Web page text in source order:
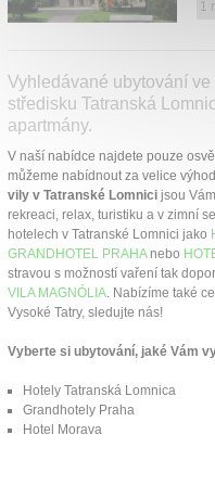
1
Vyhledávané ubytování
středisku Tatranská
apartmány.
V naší nabídce najdete pouze
můžeme nabídnout za velice
vily v Tatranské Lomnici jsou
rekreaci, relax, turistiku a v zimní
hotelech v Tatranské Lomnici jako
GRANDHOTEL PRAHAnebo
stravou s možností vaření tak
VILA MAGNÓLIA. Nabízíme také
Vysoké Tatry, sledujte nás!
Vyberte si ubytování, jaké Vám
Hotely Tatranská Lomnica
Grandhotely Praha
Hotel Morava